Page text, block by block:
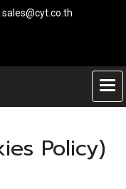
Policy)